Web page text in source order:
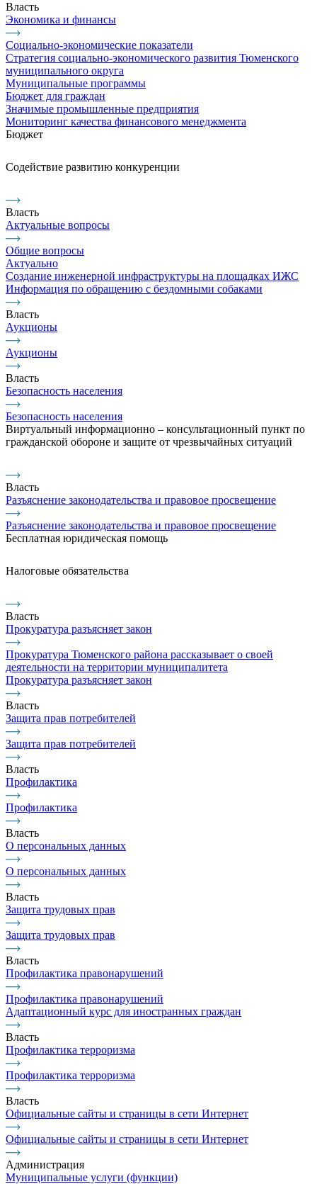
Власть
Экономика и финансы
Социально-экономические показатели
Стратегия социально-экономического развития Тюменского
муниципального округа
Муниципальные программы
Бюджет для граждан
Значимые промышленные предприятия
Мониторинг качества финансового менеджмента
Бюджет
Содействие развитию конкуренции
Власть
Актуальные вопросы
Общие вопросы
Актуально
Создание инженерной инфраструктуры на площадках ИЖС
Информация по обращению с бездомными собаками
Власть
Аукционы
Аукционы
Власть
Безопасность населения
Безопасность населения
Виртуальный информационно – консультационный пункт по
гражданской обороне и защите от чрезвычайных ситуаций
Власть
Разъяснение законодательства и правовое просвещение
Разъяснение законодательства и правовое просвещение
Бесплатная юридическая помощь
Налоговые обязательства
Власть
Прокуратура разъясняет закон
Прокуратура Тюменского района рассказывает о своей
деятельности на территории муниципалитета
Прокуратура разъясняет закон
Власть
Защита прав потребителей
Защита прав потребителей
Власть
Профилактика
Профилактика
Власть
О персональных данных
О персональных данных
Власть
Защита трудовых прав
Защита трудовых прав
Власть
Профилактика правонарушений
Профилактика правонарушений
Адаптационный курс для иностранных граждан
Власть
Профилактика терроризма
Профилактика терроризма
Власть
Официальные сайты и страницы в сети Интернет
Официальные сайты и страницы в сети Интернет
Администрация
Муниципальные услуги (функции)